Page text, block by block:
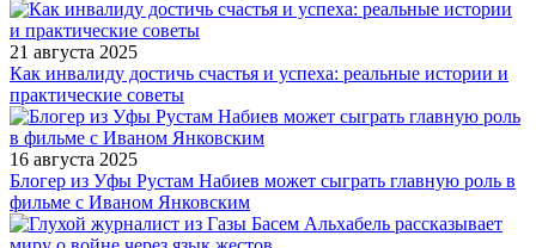
21 августа 2025
Как инвалиду достичь счастья и успеха: реальные истории и
практические советы
16 августа 2025
Блогер из Уфы Рустам Набиев может сыграть главную роль в
фильме с Иваном Янковским